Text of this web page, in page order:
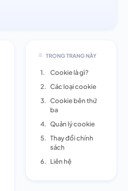
TRONG TRANG NÀY
1.
Cookie là gì?
2. Các loại cookie
3. Cookie bên thứ
ba
4. Quản lý cookie
5. Thay đổi chính
sách
6.
Liên hệ